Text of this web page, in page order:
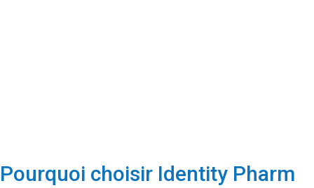
Pourquoi choisir Identity Pharm